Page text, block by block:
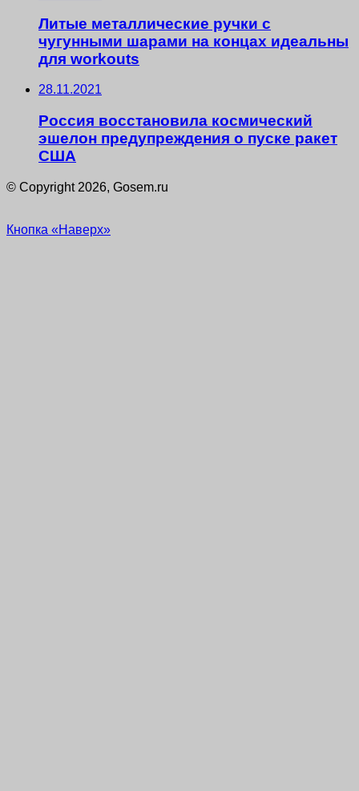
Литые металлические ручки с
чугунными шарами на концах идеальны
для workouts
28.11.2021
Россия восстановила космический
эшелон предупреждения о пуске ракет
США
© Copyright 2026, Gosem.ru
Кнопка «Наверх»